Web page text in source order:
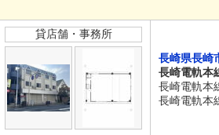
貸店舗・事務所
長崎県長崎
長崎電軌本
長崎電軌本
長崎電軌本